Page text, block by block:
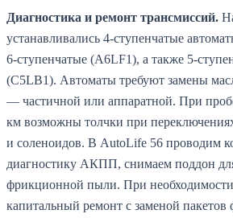
Диагностика и ремонт трансмиссий.
устанавливались 4-ступенчатые
6-ступенчатые (A6LF1), а также 5-
(C5LB1). Автоматы требуют замены
— частичной или аппаратной. При
км возможны толчки при
и соленоидов. В AutoLife 56 проводим
диагностику АКПП, снимаем поддон
фрикционной пыли. При
капитальный ремонт с заменой